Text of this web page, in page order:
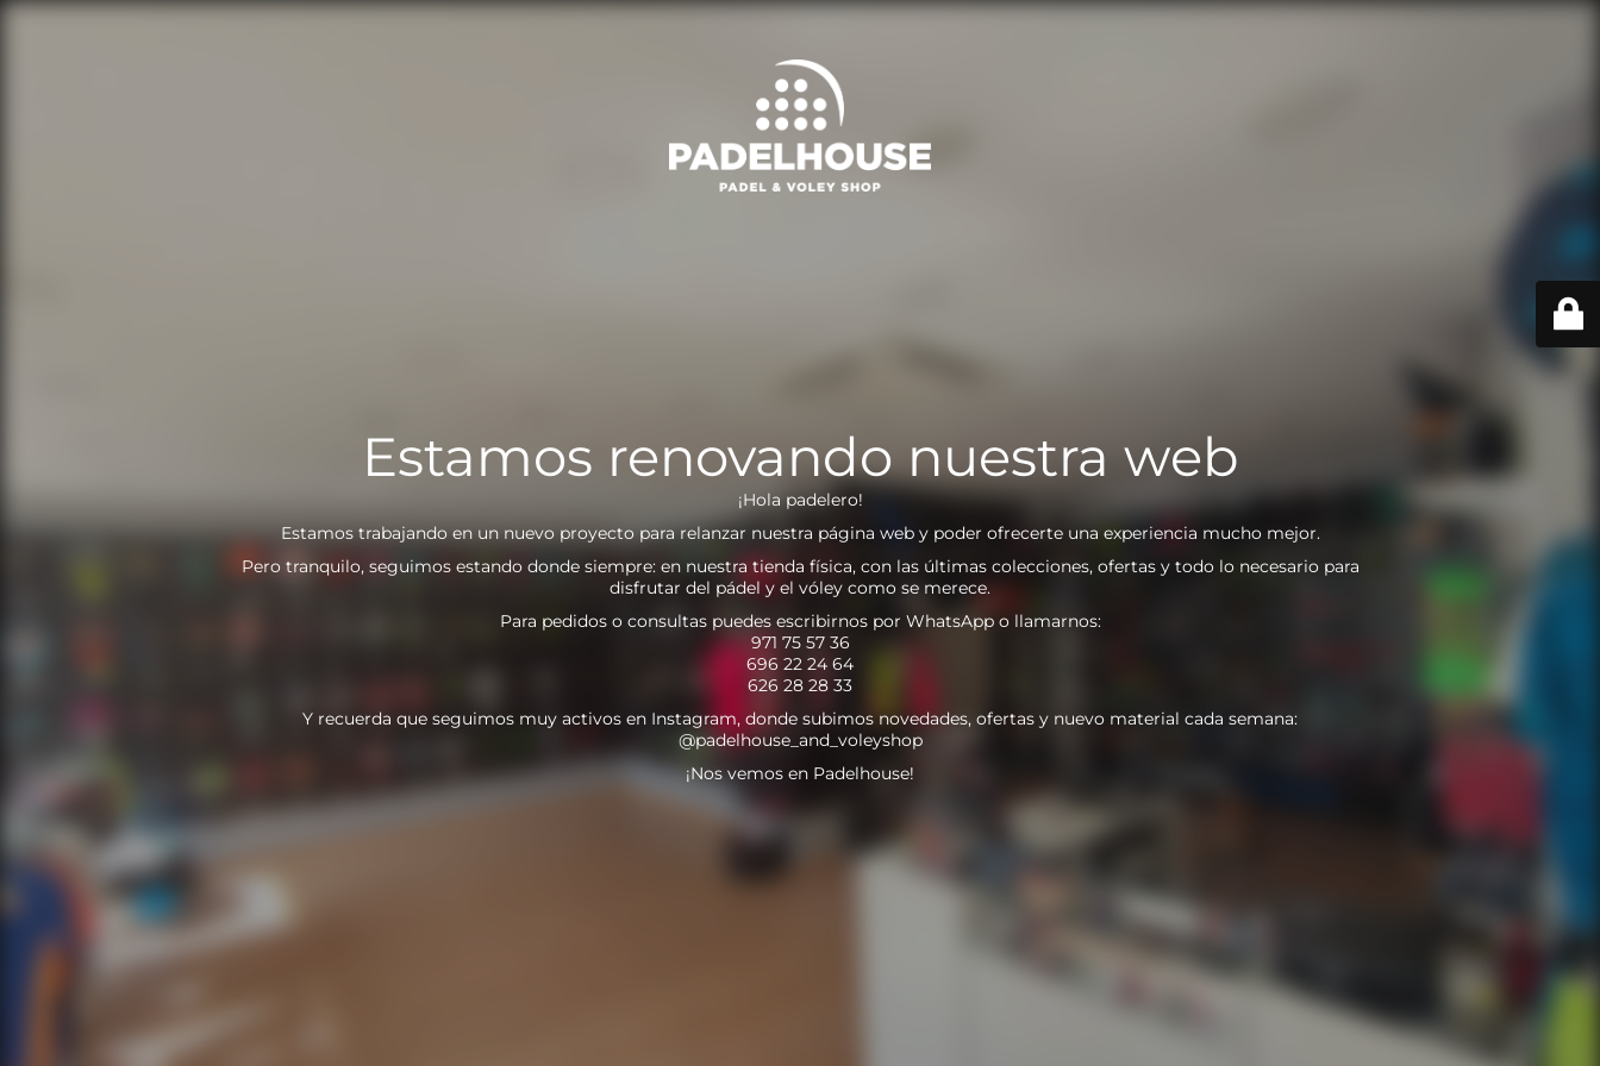
Estamos renovando nuestra web
¡Hola padelero!
Estamos trabajando en un nuevo proyecto para relanzar nuestra página web y poder ofrecerte una experiencia mucho mejor.
Pero tranquilo, seguimos estando donde siempre: en nuestra tienda física, con las últimas colecciones, ofertas y todo lo necesario para
disfrutar del pádel y el vóley como se merece.
Para pedidos o consultas puedes escribirnos por WhatsApp o llamarnos:
971 75 57 36
696 22 24 64
626 28 28 33
Y recuerda que seguimos muy activos en Instagram, donde subimos novedades, ofertas y nuevo material cada semana:
@padelhouse_and_voleyshop
¡Nos vemos en Padelhouse!